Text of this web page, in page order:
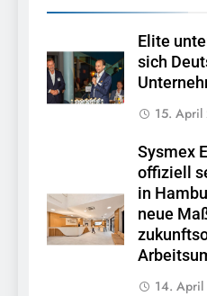
Elite
sich
15. April
Sysmex
offiziell
in
neue
14.